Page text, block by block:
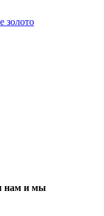
золото
нам и мы